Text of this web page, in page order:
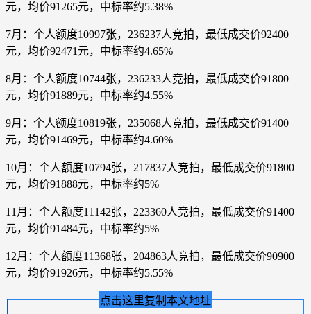
元，均价91265元，中标率约5.38%
7月：个人额度10997张，236237人竞拍，最低成交价92400
元，均价92471元，中标率约4.65%
8月：个人额度10744张，236233人竞拍，最低成交价91800
元，均价91889元，中标率约4.55%
9月：个人额度10819张，235068人竞拍，最低成交价91400
元，均价91469元，中标率约4.60%
10月：个人额度10794张，217837人竞拍，最低成交价91800
元，均价91888元，中标率约5%
11月：个人额度11142张，223360人竞拍，最低成交价91400
元，均价91484元，中标率约5%
12月：个人额度11368张，204863人竞拍，最低成交价90900
元，均价91926元，中标率约5.55%
点击这里复制本文地址